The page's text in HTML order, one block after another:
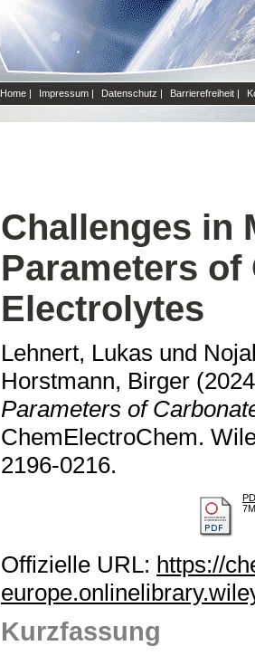
Home | Impressum | Datenschutz | Barrierefreiheit |
Challenges in
Parameters of
Electrolytes
Lehnert, Lukas und
Horstmann, Birger
Parameters of
ChemElectroChem.
2196-0216.
Offizielle URL: https://
Kurzfassung